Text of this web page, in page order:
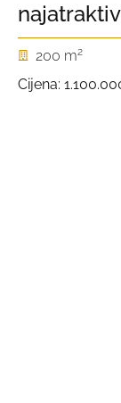
200 m2
Cijena: